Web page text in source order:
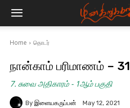
Home தொடர்
நான்காம் பரிமாணம் – 31
7. சுவை அதிகாரம் - 1ஆம் பகுதி
By இளையகருப்பன் May 12, 2021